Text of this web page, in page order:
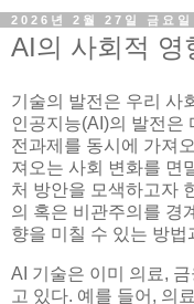
2026년 2월 27일 금요일
AI의 사회적 영
기술의 발전은 우리 사
인공지능(AI)의 발전은
전과제를 동시에 가져
져오는 사회 변화를 면
처 방안을 모색하고자
의 혹은 비관주의를 경
향을 미칠 수 있는 방
AI 기술은 이미 의료,
고 있다. 예를 들어, 의